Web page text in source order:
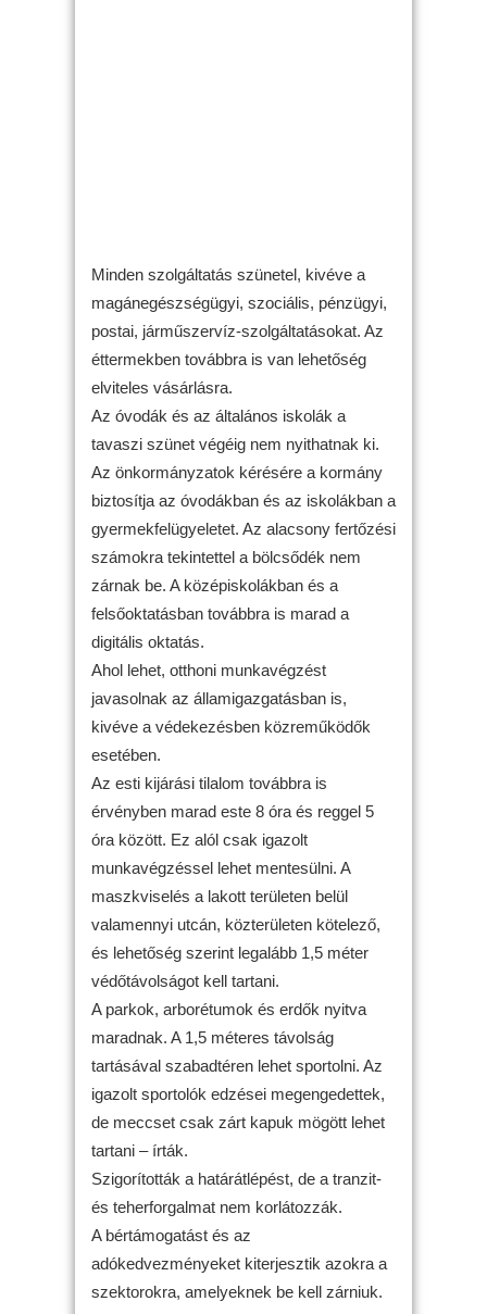
Minden szolgáltatás szünetel, kivéve a
magánegészségügyi, szociális, pénzügyi,
postai, járműszervíz-szolgáltatásokat. Az
éttermekben továbbra is van lehetőség
elviteles vásárlásra.
Az óvodák és az általános iskolák a
tavaszi szünet végéig nem nyithatnak ki.
Az önkormányzatok kérésére a kormány
biztosítja az óvodákban és az iskolákban a
gyermekfelügyeletet. Az alacsony fertőzési
számokra tekintettel a bölcsődék nem
zárnak be. A középiskolákban és a
felsőoktatásban továbbra is marad a
digitális oktatás.
Ahol lehet, otthoni munkavégzést
javasolnak az államigazgatásban is,
kivéve a védekezésben közreműködők
esetében.
Az esti kijárási tilalom továbbra is
érvényben marad este 8 óra és reggel 5
óra között. Ez alól csak igazolt
munkavégzéssel lehet mentesülni. A
maszkviselés a lakott területen belül
valamennyi utcán, közterületen kötelező,
és lehetőség szerint legalább 1,5 méter
védőtávolságot kell tartani.
A parkok, arborétumok és erdők nyitva
maradnak. A 1,5 méteres távolság
tartásával szabadtéren lehet sportolni. Az
igazolt sportolók edzései megengedettek,
de meccset csak zárt kapuk mögött lehet
tartani – írták.
Szigorították a határátlépést, de a tranzit-
és teherforgalmat nem korlátozzák.
A bértámogatást és az
adókedvezményeket kiterjesztik azokra a
szektorokra, amelyeknek be kell zárniuk.